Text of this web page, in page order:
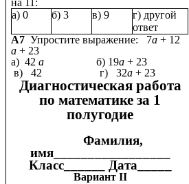
а) 0
б) 3 в) 9
г) другой
ответ
А7 Упростите выражение: 7а + 12
а + 23
а) 42а б) 19а + 23
в) 42 г) 32а + 23
Диагностическая работа
по математике за 1
полугодие
Фамилия,
имя_________________
Класс______ Дата_____
Вариант II